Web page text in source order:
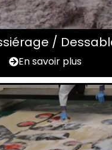
/
En savoir plus